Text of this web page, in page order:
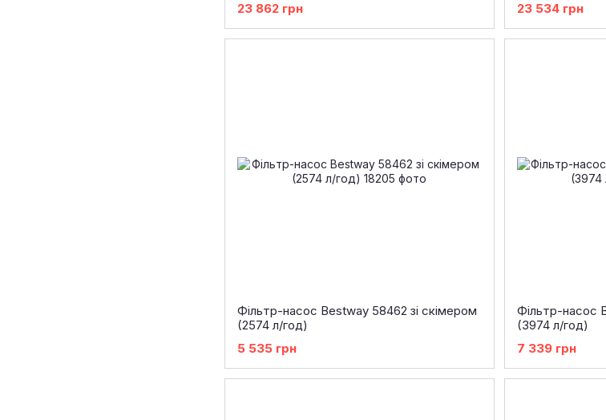
23 862 грн
23 534 грн
Фільтр-насос Bestway 58462 зі скімером
(2574 л/год)
5 535 грн
Фільтр-насос
(3974 л/год)
7 339 грн